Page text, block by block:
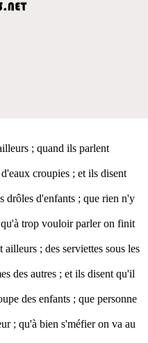
; quand ils parlent
croupies ; et ils disent
drôles d'enfants ; que rien n'y
trop vouloir parler on finit
; des serviettes sous les
des autres ; et ils disent qu'il
des enfants ; que personne
; qu'à bien s'méfier on va au